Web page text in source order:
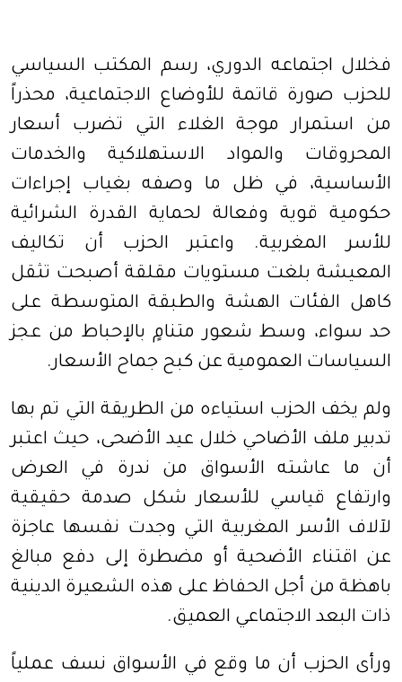
فخلال اجتماعه الدوري، رسم المكتب السياسي
للحزب صورة قاتمة للأوضاع الاجتماعية، محذراً
من استمرار موجة الغلاء التي تضرب أسعار
المحروقات والمواد الاستهلاكية والخدمات
الأساسية، في ظل ما وصفه بغياب إجراءات
حكومية قوية وفعالة لحماية القدرة الشرائية
للأسر المغربية. واعتبر الحزب أن تكاليف
المعيشة بلغت مستويات مقلقة أصبحت تثقل
كاهل الفئات الهشة والطبقة المتوسطة على
حد سواء، وسط شعور متنامٍ بالإحباط من عجز
السياسات العمومية عن كبح جماح الأسعار.
ولم يخف الحزب استياءه من الطريقة التي تم بها
تدبير ملف الأضاحي خلال عيد الأضحى، حيث اعتبر
أن ما عاشته الأسواق من ندرة في العرض
وارتفاع قياسي للأسعار شكل صدمة حقيقية
لآلاف الأسر المغربية التي وجدت نفسها عاجزة
عن اقتناء الأضحية أو مضطرة إلى دفع مبالغ
باهظة من أجل الحفاظ على هذه الشعيرة الدينية
ذات البعد الاجتماعي العميق.
ورأى الحزب أن ما وقع في الأسواق نسف عملياً